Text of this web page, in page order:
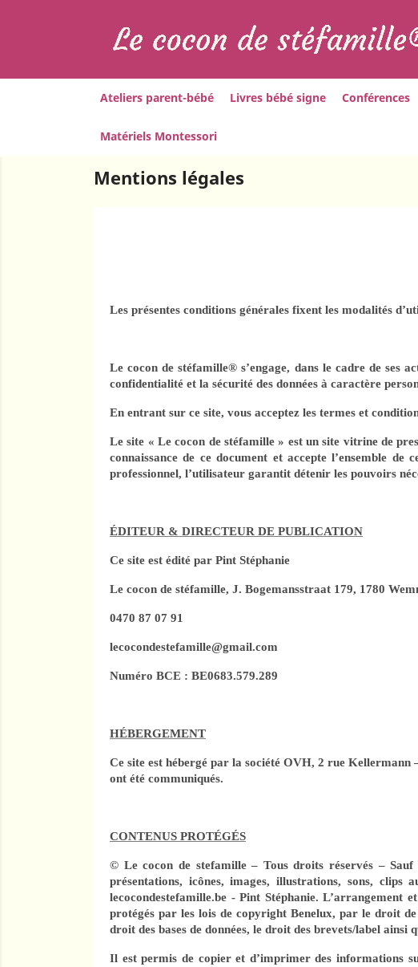
Ateliers parent-bébé Livres bébé signe Conférences
Matériels Montessori
Mentions légales
Les présentes conditions générales fixent les modalités
Le cocon de stéfamille® s’engage, dans le cadre de ses
confidentialité et la sécurité des données à caractère
En entrant sur ce site, vous acceptez les termes et
Le site « Le cocon de stéfamille » est un site vitrine de
connaissance de ce document et accepte l’ensemble
professionnel, l’utilisateur garantit détenir les pouvoirs
ÉDITEUR & DIRECTEUR DE PUBLICATION
Ce site est édité par Pint Stéphanie
Le cocon de stéfamille, J. Bogemansstraat 179, 1780
0470 87 07 91
lecocondestefamille@gmail.com
Numéro BCE : BE0683.579.289
HÉBERGEMENT
Ce site est hébergé par la société OVH, 2 rue Kellermann
ont été communiqués.
CONTENUS PROTÉGÉS
© Le cocon de stefamille – Tous droits réservés –
présentations, icônes, images, illustrations, sons,
lecocondestefamille.be - Pint Stéphanie. L’arrangement
protégés par les lois de copyright Benelux, par le droit
droit des bases de données, le droit des brevets/label ainsi
Il est permis de copier et d’imprimer des informations